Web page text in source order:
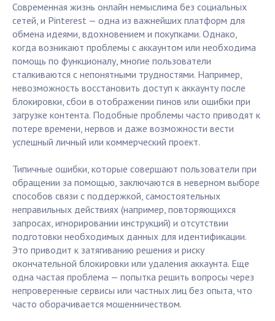
Современная жизнь онлайн немыслима без социальных
сетей, и Pinterest — одна из важнейших платформ для
обмена идеями, вдохновением и покупками. Однако,
когда возникают проблемы с аккаунтом или необходима
помощь по функционалу, многие пользователи
сталкиваются с непонятными трудностями. Например,
невозможность восстановить доступ к аккаунту после
блокировки, сбои в отображении пинов или ошибки при
загрузке контента. Подобные проблемы часто приводят к
потере времени, нервов и даже возможности вести
успешный личный или коммерческий проект.
Типичные ошибки, которые совершают пользователи при
обращении за помощью, заключаются в неверном выборе
способов связи с поддержкой, самостоятельных
неправильных действиях (например, повторяющихся
запросах, игнорировании инструкций) и отсутствии
подготовки необходимых данных для идентификации.
Это приводит к затягиванию решения и риску
окончательной блокировки или удаления аккаунта. Еще
одна частая проблема — попытка решить вопросы через
непроверенные сервисы или частных лиц без опыта, что
часто оборачивается мошенничеством.